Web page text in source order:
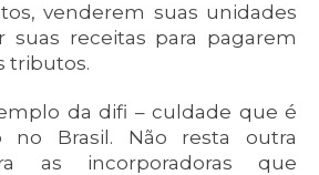
venderem suas unidades
suas receitas para pagarem
tributos.
da difi – culdade que é
no Brasil. Não resta outra
as incorporadoras que